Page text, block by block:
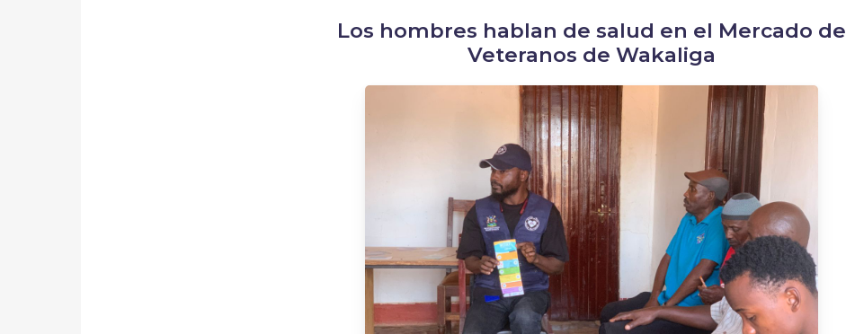
Los hombres hablan de salud en el Mercado de
Veteranos de Wakaliga